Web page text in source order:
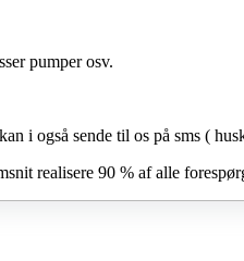
pumper osv.
i også sende til os på sms (
realisere 90 % af alle